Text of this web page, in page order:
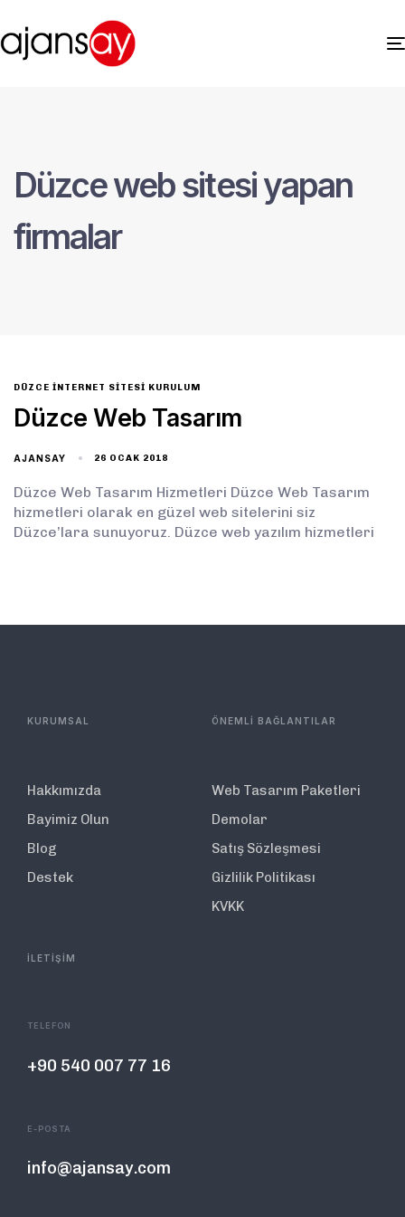
Düzce web sitesi yapan
firmalar
DÜZCE İNTERNET SITESI KURULUM
Düzce Web Tasarım
AJANSAY 26 OCAK 2018
Düzce Web Tasarım Hizmetleri Düzce Web Tasarım
hizmetleri olarak en güzel web sitelerini siz
Düzce’lara sunuyoruz. Düzce web yazılım hizmetleri
KURUMSAL
Hakkımızda
Bayimiz Olun
Blog
Destek
ÖNEMLİ BAĞLANTILAR
Web Tasarım Paketleri
Demolar
Satış Sözleşmesi
Gizlilik Politikası
KVKK
İLETİŞİM
TELEFON
+90 540 007 77 16
E-POSTA
info@ajansay.com